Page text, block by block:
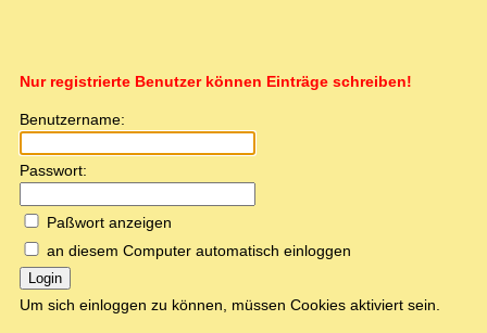
Nur registrierte Benutzer können Einträge schreiben!
Benutzername:
Passwort:
Paßwort anzeigen
an diesem Computer automatisch einloggen
Login
Um sich einloggen zu können, müssen Cookies aktiviert sein.